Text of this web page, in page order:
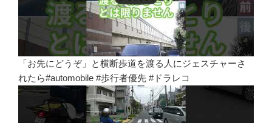
「お先にどうぞ」と横断歩道を渡る人にジェスチャーさ
れたら#automobile #歩行者優先 #ドラレコ